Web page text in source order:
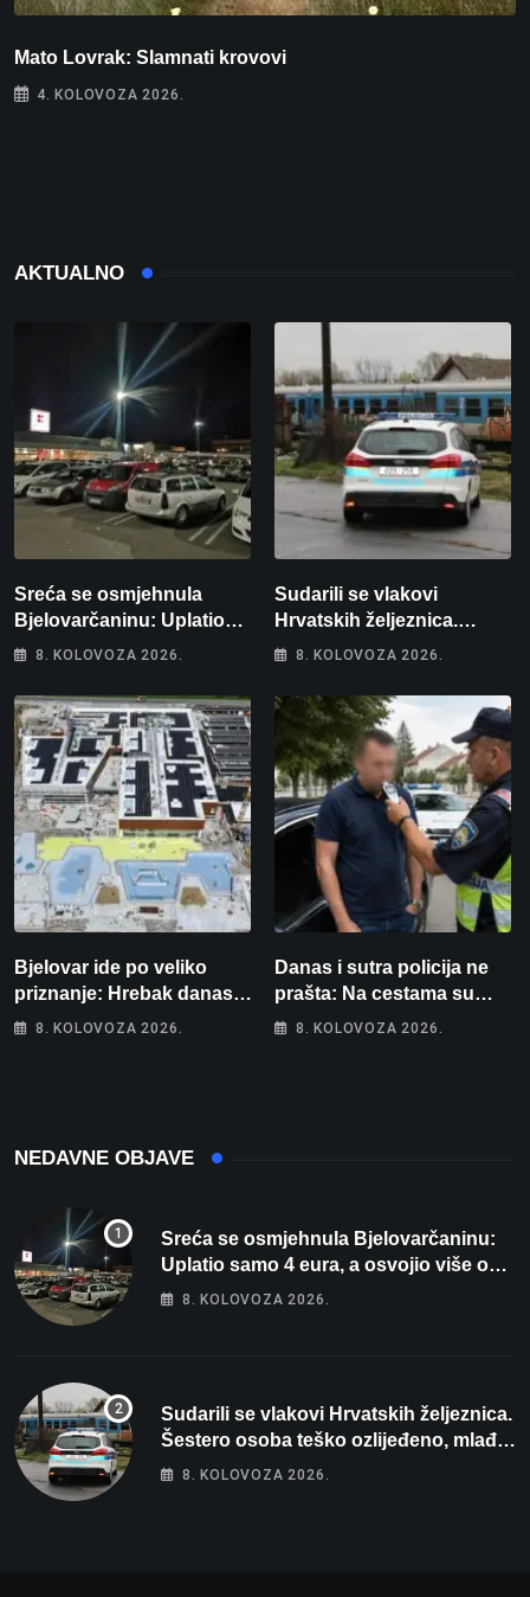
Mato Lovrak: Slamnati krovovi
4. KOLOVOZA 2026.
AKTUALNO
Sreća se osmjehnula
Bjelovarčaninu: Uplatio
samo 4 eura, a osvojio
8. KOLOVOZA 2026.
Sudarili se vlakovi
Hrvatskih željeznica.
Šestero osoba teško
intenzivnoj
8. KOLOVOZA 2026.
Bjelovar ide po veliko
priznanje: Hrebak danas u
Parizu predstavlja
8. KOLOVOZA 2026.
Danas i sutra policija ne
prašta: Na cestama su
posebno na meti ovi
8. KOLOVOZA 2026.
NEDAVNE OBJAVE
Sreća se osmjehnula Bjelovarčaninu:
Uplatio samo 4 eura, a osvojio više od
80 tisuća eura
8. KOLOVOZA 2026.
Sudarili se vlakovi Hrvatskih željeznica.
Šestero osoba teško ozlijeđeno, mlađa
žena na intenzivnoj
8. KOLOVOZA 2026.